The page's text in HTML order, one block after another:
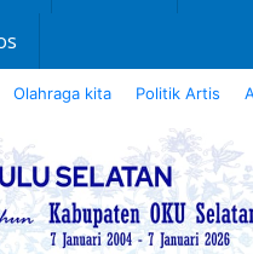
Olahraga kita Politik Artis